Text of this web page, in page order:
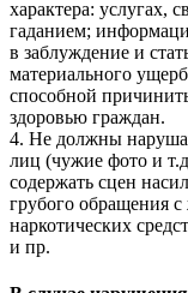
характера: услугах,
гаданием;
в заблуждение и
материального
способной
здоровью граждан.
4. Не должны
лиц (чужие фото и
содержать сцен
грубого обращения
наркотических
и пр.